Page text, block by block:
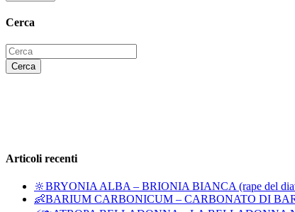
lingua
Cerca
Articoli recenti
🔆BRYONIA ALBA – BRIONIA BIANCA (rape del
👶BARIUM CARBONICUM – CARBONATO DI